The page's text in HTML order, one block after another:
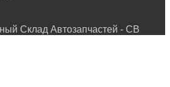
Склад Автозапчастей - СВ